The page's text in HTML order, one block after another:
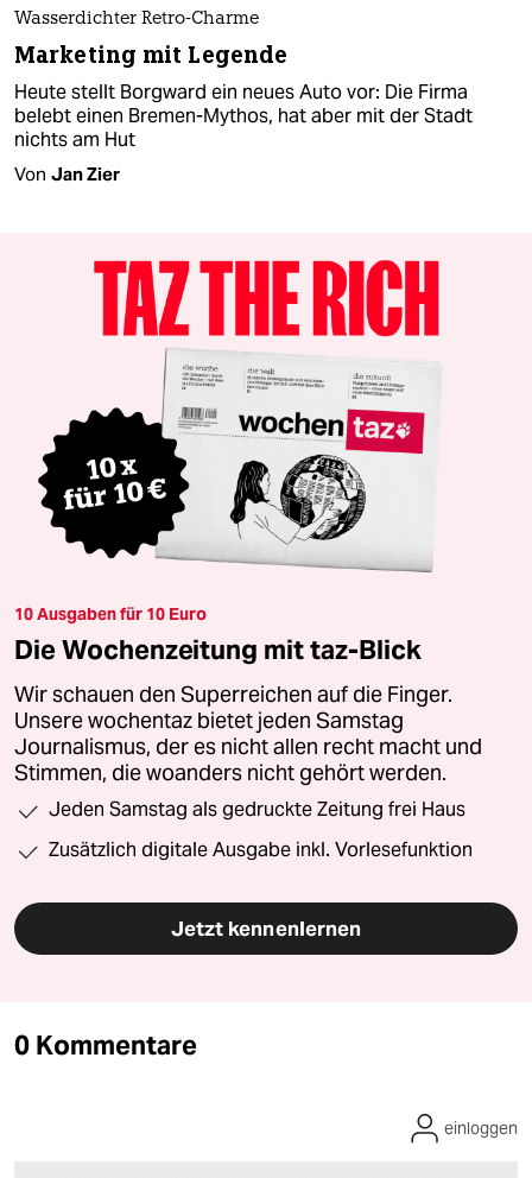
Wasserdichter Retro-Charme
Marketing mit Legende
Heute stellt Borgward ein neues Auto vor: Die Firma
belebt einen Bremen-Mythos, hat aber mit der Stadt
nichts am Hut
Von Jan Zier
10 Ausgaben für 10 Euro
Die Wochenzeitung mit taz-Blick
Wir schauen den Superreichen auf die Finger.
Unsere wochentaz bietet jeden Samstag
Journalismus, der es nicht allen recht macht und
Stimmen, die woanders nicht gehört werden.
Jeden Samstag als gedruckte Zeitung frei Haus
Zusätzlich digitale Ausgabe inkl. Vorlesefunktion
Jetzt kennenlernen
0 Kommentare
einloggen